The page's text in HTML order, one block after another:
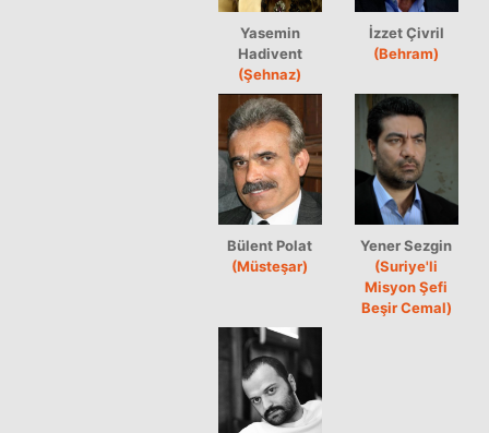
Yasemin
Hadivent
(Şehnaz)
İzzet Çivril
(Behram)
Bülent Polat
(Müsteşar)
Yener Sezgin
(Suriye'li
Misyon Şefi
Beşir Cemal)